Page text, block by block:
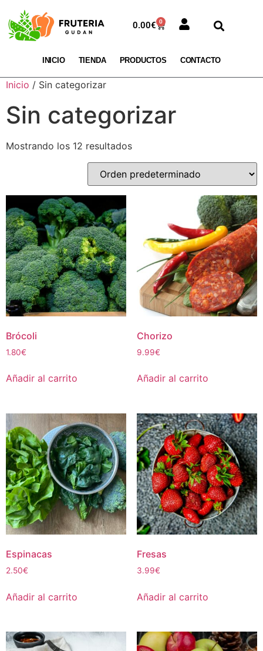
INICIO TIENDA PRODUCTOS CONTACTO
0.00€ 0
Inicio / Sin categorizar
Sin categorizar
Mostrando los 12 resultados
Brócoli
1.80€
Añadir al carrito
Chorizo
9.99€
Añadir al carrito
Espinacas
2.50€
Añadir al carrito
Fresas
3.99€
Añadir al carrito